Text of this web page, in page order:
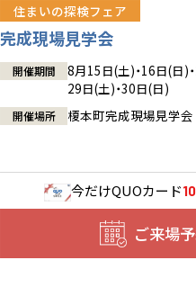
住まいの探検フェア
完成現場見学会
開催期間
8月15日(土)・16日(日)
29日(土)・30日(日)
開催場所 榎本町完成現場見学会
今だけQUOカード
ご来場